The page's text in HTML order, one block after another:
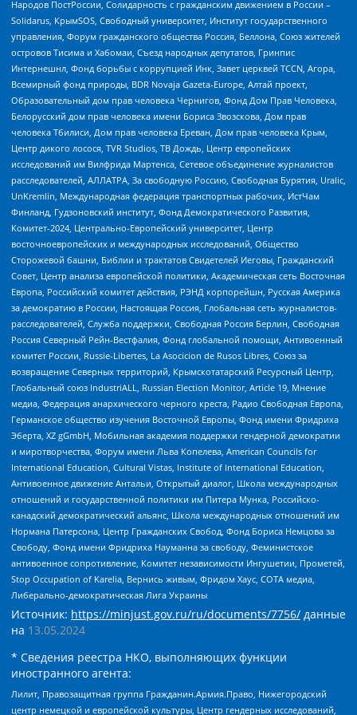
Народов ПостРоссии, Солидарность с гражданским движением в России –
Solidarus, КрымSOS, Свободный университет, Институт государственного
управления, Форум гражданского общества Россия, Беллона, Союз жителей
островов Тисима и Хабомаи, Съезд народных депутатов, Гринпис
Интернешнл, Фонд борьбы с коррупцией Инк, Завет церквей TCCN, Агора,
Всемирный фонд природы, BDR Novaja Gazeta-Europe, Алтай проект,
Образовательный дом прав человека Чернигов, Фонд Дом Прав Человека,
Белорусский дом прав человека имени Бориса Звозскова, Дом прав
человека Тбилиси, Дом прав человека Ереван, Дом прав человека Крым,
Центр дикого лосося, TVR Studios, ТВ Дождь, Центр европейских
исследований им Вилфрида Мартенса, Сетевое объединение журналистов
расследователей, АЛЛАТРА, За свободную Россию, Свободная Бурятия, Uralic,
UnKremlin, Международная федерация транспортных рабочих, ИстЧам
Финланд, Гудзоновский институт, Фонд Демократического Развития,
Комитет-2024, Центрально-Европейский университет, Центр
восточноевропейских и международных исследований, Общество
Сторожевой башни, Библии и трактатов Свидетелей Иеговы, Гражданский
Совет, Центр анализа европейской политики, Академическая сеть Восточная
Европа, Российский комитет действия, РЭНД корпорейшн, Русская Америка
за демократию в России, Настоящая Россия, Глобальная сеть журналистов-
расследователей, Служба поддержки, Свободная Россия Берлин, Свободная
Россия Северный Рейн-Вестфалия, Фонд глобальной помощи, Антивоенный
комитет России, Russie-Libertes, La Asocicion de Rusos Libres, Союз за
возвращение Северных территорий, Крымскотатарский Ресурсный Центр,
Глобальный союз IndustriALL, Russian Election Monitor, Article 19, Мнение
медиа, Федерация анархического черного креста, Радио Свободная Европа,
Германское общество изучения Восточной Европы, Фонд имени Фридриха
Эберта, XZ gGmbH, Мобильная академия поддержки гендерной демократии
и миротворчества, Форум имени Льва Копелева, American Councils for
International Education, Cultural Vistas, Institute of International Education,
Антивоенное движение Антальи, Открытый диалог, Школа международных
отношений и государственной политики им Питера Мунка, Российско-
канадский демократический альянс, Школа международных отношений им
Нормана Патерсона, Центр Гражданских Свобод, Фонд Бориса Немцова за
Свободу, Фонд имени Фридриха Науманна за свободу, Феминистское
антивоенное сопротивление, Комитет независимости Ингушетии, Прометей,
Stop Occupation of Karelia, Вернись живым, Фридом Хаус, СОТА медиа,
Либерально-демократическая Лига Украины
Источник: https://minjust.gov.ru/ru/documents/7756/ данные
на 13.05.2024
* Сведения реестра НКО, выполняющих функции
иностранного агента:
Лилит, Правозащитная группа Гражданин.Армия.Право, Нижегородский
центр немецкой и европейской культуры, Центр гендерных исследований,